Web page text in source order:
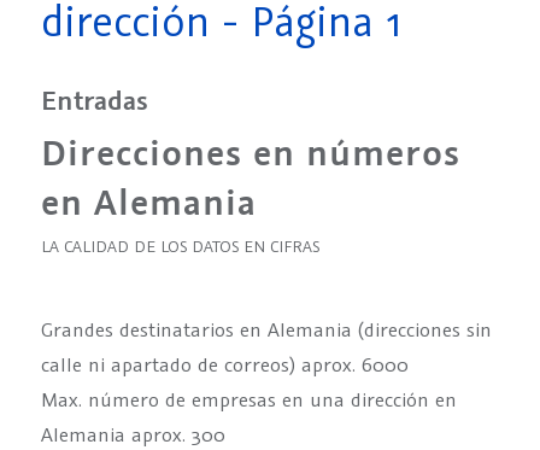
dirección - Página 1
Entradas
Direcciones en números
en Alemania
LA CALIDAD DE LOS DATOS EN CIFRAS
Grandes destinatarios en Alemania (direcciones sin
calle ni apartado de correos) aprox. 6000
Max. número de empresas en una dirección en
Alemania aprox. 300